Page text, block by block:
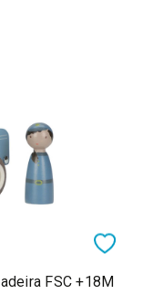
FSC +18M